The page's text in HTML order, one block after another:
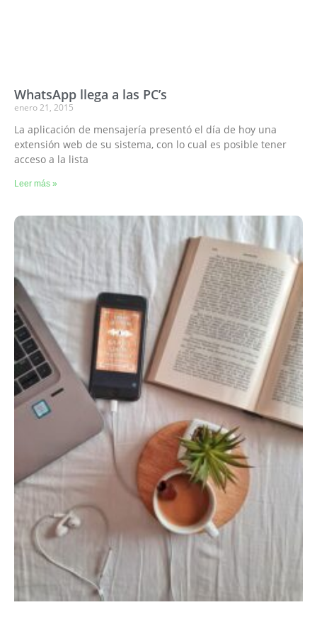
WhatsApp llega a las PC’s
enero 21, 2015
La aplicación de mensajería presentó el día de hoy una
extensión web de su sistema, con lo cual es posible tener
acceso a la lista
Leer más »